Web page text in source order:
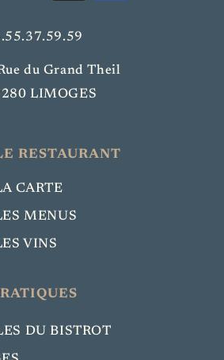
du Grand Theil
LIMOGES
RESTAURANT
CARTE
MENUS
VINS
DU BISTROT